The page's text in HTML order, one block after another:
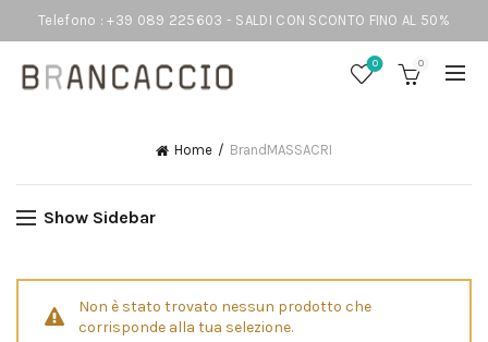
Telefono : +39 089 225603 - SALDI CON SCONTO FINO AL 50%
0 0
Home Brand MASSACRI
Show Sidebar
Non è stato trovato nessun prodotto che
corrisponde alla tua selezione.